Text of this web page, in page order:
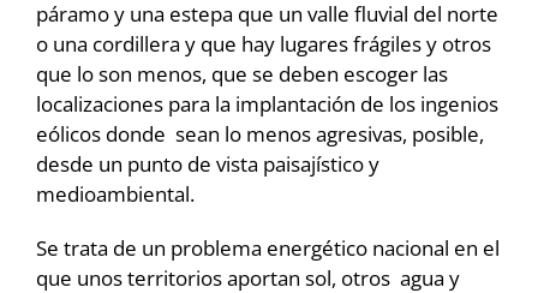
páramo y una estepa que un valle fluvial del norte
o una cordillera y que hay lugares frágiles y otros
que lo son menos, que se deben escoger las
localizaciones para la implantación de los ingenios
eólicos donde sean lo menos agresivas, posible,
desde un punto de vista paisajístico y
medioambiental.
Se trata de un problema energético nacional en el
que unos territorios aportan sol, otros agua y